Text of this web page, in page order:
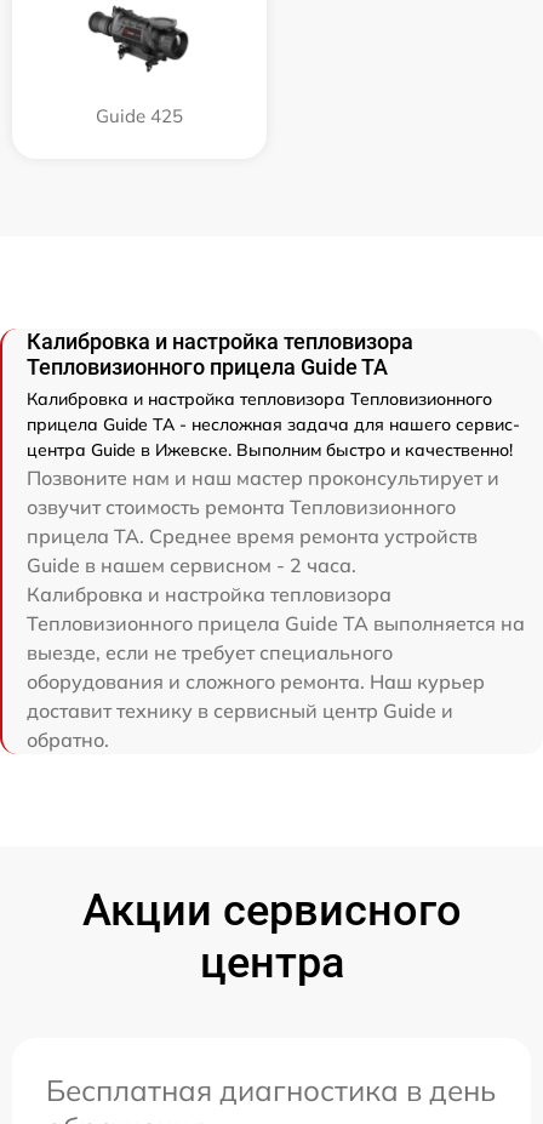
Guide 425
Калибровка и настройка тепловизора
Тепловизионного прицела Guide TA
Калибровка и настройка тепловизора Тепловизионного
прицела Guide TA - несложная задача для нашего сервис-
центра Guide в Ижевске. Выполним быстро и качественно!
Позвоните нам и наш мастер проконсультирует и
озвучит стоимость ремонта Тепловизионного
прицела TA. Среднее время ремонта устройств
Guide в нашем сервисном - 2 часа.
Калибровка и настройка тепловизора
Тепловизионного прицела Guide TA выполняется на
выезде, если не требует специального
оборудования и сложного ремонта. Наш курьер
доставит технику в сервисный центр Guide и
обратно.
Акции сервисного
центра
Бесплатная диагностика в день